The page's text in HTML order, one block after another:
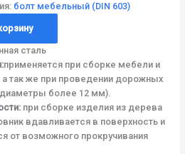
болт мебельный (DIN 603)
сталь
применяется при сборке мебели и
а так же при проведении дорожных
более 12 мм).
при сборке изделия из дерева
вдавливается в поверхность и
от возможного прокручивания